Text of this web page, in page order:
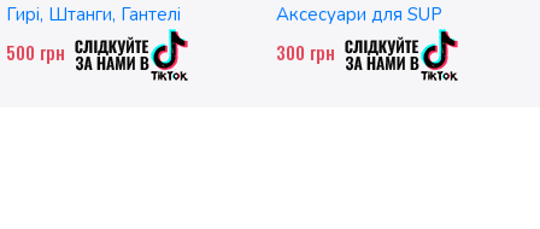
Гирі, Штанги, Гантелі
500 грн
Аксесуари для SUP
300 грн